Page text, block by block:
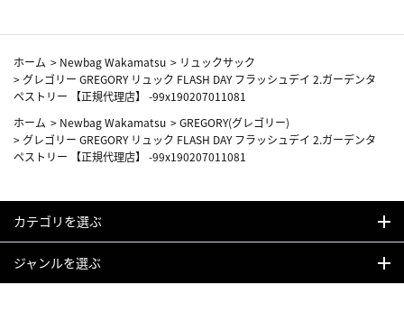
ホーム > Newbag Wakamatsu > リュックサック
> グレゴリー GREGORY リュック FLASH DAY フラッシュデイ 2.ガーデンタ
ペストリー 【正規代理店】 -99x190207011081
ホーム > Newbag Wakamatsu >GREGORY(グレゴリー)
> グレゴリー GREGORY リュック FLASH DAY フラッシュデイ 2.ガーデンタ
ペストリー 【正規代理店】 -99x190207011081
カテゴリを選ぶ
ジャンルを選ぶ